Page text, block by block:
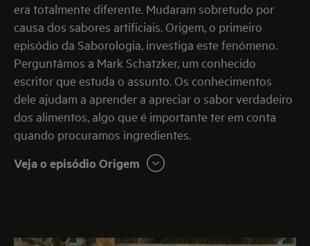
era totalmente diferente. Mudaram sobretudo por
causa dos sabores artificiais. Origem, o primeiro
episódio da Saborologia, investiga este fenómeno.
Perguntámos a Mark Schatzker, um conhecido
escritor que estuda o assunto. Os conhecimentos
dele ajudam a aprender a apreciar o sabor verdadeiro
dos alimentos, algo que é importante ter em conta
quando procuramos ingredientes.
Veja o episódio Origem